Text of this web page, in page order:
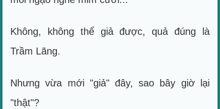
Không, không thể giả được, quả đúng là
Trầm Lãng.
Nhưng vừa mới "giả" đây, sao bây giờ lại
"thật"?